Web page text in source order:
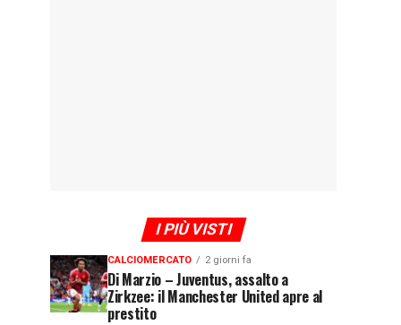
I PIÙ VISTI
CALCIOMERCATO 2 giorni fa
Di Marzio – Juventus, assalto a
Zirkzee: il Manchester United apre al
prestito